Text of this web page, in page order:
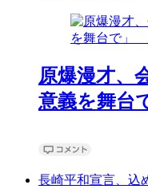
原爆漫才、
意義を舞台
長崎平和宣言、